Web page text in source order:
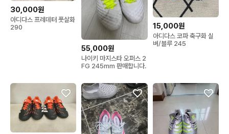
30,000원
아디다스 프레데터 풋살화
290
55,000원
나이키 마지스타 오퍼스 2
FG 245mm 판매합니다.
15,000원
아디다스 코파 축구화 실
버/블루 245